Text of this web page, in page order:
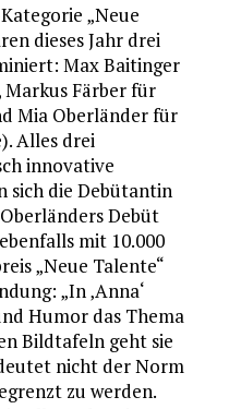
„Neue
dieses Jahr drei
Max Baitinger
Färber für
Mia Oberländer für
Alles drei
innovative
sich die Debütantin
Debüt
mit 10.000
„Neue Talente“
„In ‚Anna‘
Humor das Thema
Bildtafeln geht sie
nicht der Norm
zu werden.